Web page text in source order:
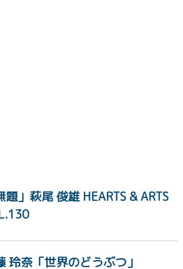
題」萩尾 俊雄 HEARTS & ARTS
玲奈「世界のどうぶつ」